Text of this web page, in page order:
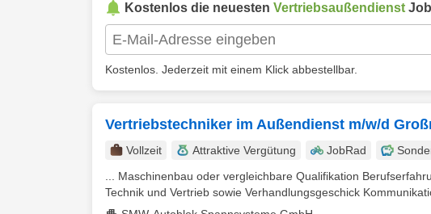
Kostenlos die neuesten Vertriebsaußendienst
Kostenlos. Jederzeit mit einem Klick abbestellbar.
Vertriebstechniker im Außendienst m/w/d
Vollzeit Attraktive Vergütung JobRad
... Maschinenbau oder vergleichbare Qualifikation
Technik und Vertrieb sowie Verhandlungsgeschick